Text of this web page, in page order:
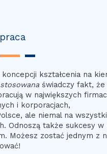
koncepcji kształcenia na
świadczy fakt, że
w największych
i korporacjach,
ale niemal na
Odnoszą także sukcesy w
Możesz zostać jednym z